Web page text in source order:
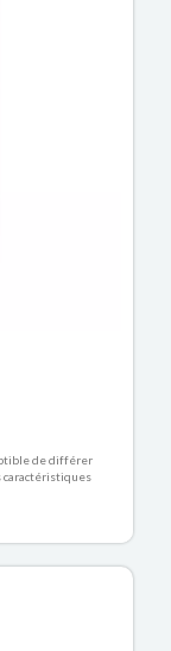
de différer
caractéristiques